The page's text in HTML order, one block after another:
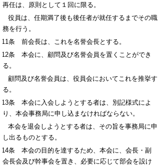
再任は、原則として１回に限る。
役員は、任期満了後も後任者が就任するまでその職
務を行う。
11条 前会長は、これを名誉会長とする。
12条 本会に、顧問及び名誉会員を置くことができ
る。
顧問及び名誉会員は、役員会においてこれを推挙す
る。
13条 本会に入会しようとする者は、別記様式によ
り、本会事務局に申し込まなければならない。
本会を退会しようとする者は、その旨を事務局に申
し出るものとする。
14条 本会の目的を達するため、本会に、会長・副
会長会及び幹事会を置き、必要に応じて部会を設け